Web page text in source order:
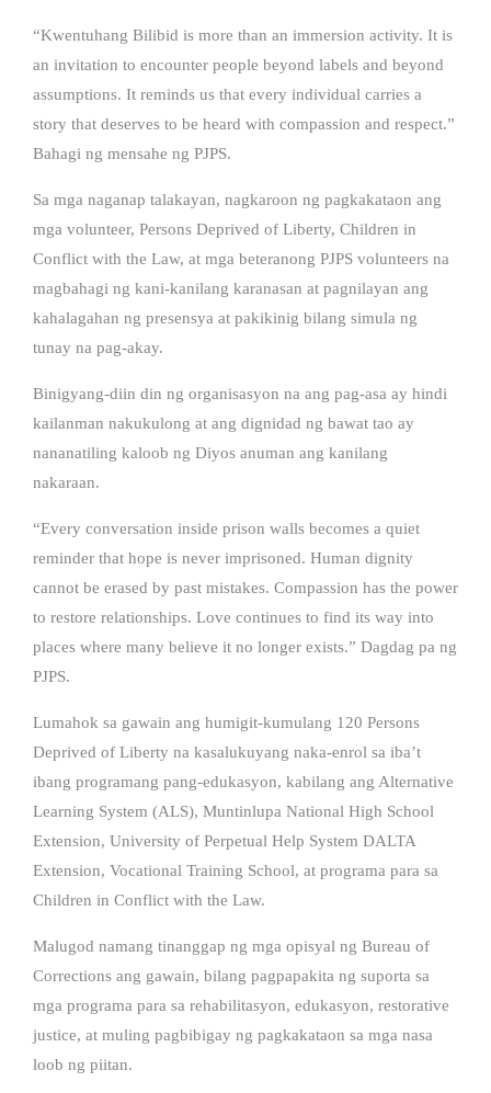
“Kwentuhang Bilibid is more than an immersion activity. It is
an invitation to encounter people beyond labels and beyond
assumptions. It reminds us that every individual carries a
story that deserves to be heard with compassion and respect.”
Bahagi ng mensahe ng PJPS.
Sa mga naganap talakayan, nagkaroon ng pagkakataon ang
mga volunteer, Persons Deprived of Liberty, Children in
Conflict with the Law, at mga beteranong PJPS volunteers na
magbahagi ng kani-kanilang karanasan at pagnilayan ang
kahalagahan ng presensya at pakikinig bilang simula ng
tunay na pag-akay.
Binigyang-diin din ng organisasyon na ang pag-asa ay hindi
kailanman nakukulong at ang dignidad ng bawat tao ay
nananatiling kaloob ng Diyos anuman ang kanilang
nakaraan.
“Every conversation inside prison walls becomes a quiet
reminder that hope is never imprisoned. Human dignity
cannot be erased by past mistakes. Compassion has the power
to restore relationships. Love continues to find its way into
places where many believe it no longer exists.” Dagdag pa ng
PJPS.
Lumahok sa gawain ang humigit-kumulang 120 Persons
Deprived of Liberty na kasalukuyang naka-enrol sa iba’t
ibang programang pang-edukasyon, kabilang ang Alternative
Learning System (ALS), Muntinlupa National High School
Extension, University of Perpetual Help System DALTA
Extension, Vocational Training School, at programa para sa
Children in Conflict with the Law.
Malugod namang tinanggap ng mga opisyal ng Bureau of
Corrections ang gawain, bilang pagpapakita ng suporta sa
mga programa para sa rehabilitasyon, edukasyon, restorative
justice, at muling pagbibigay ng pagkakataon sa mga nasa
loob ng piitan.